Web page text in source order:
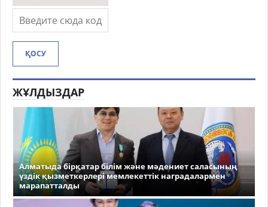
ҚОСУ
ЖҰЛДЫЗДАР
Алматыда бірқатар білім және мәдениет саласының
үздік қызметкерлері мемлекеттік наградалармен
марапатталды